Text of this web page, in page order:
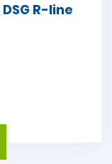
R-line